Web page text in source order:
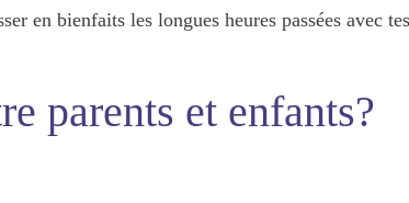
en bienfaits les longues heures passées avec
parents et enfants?